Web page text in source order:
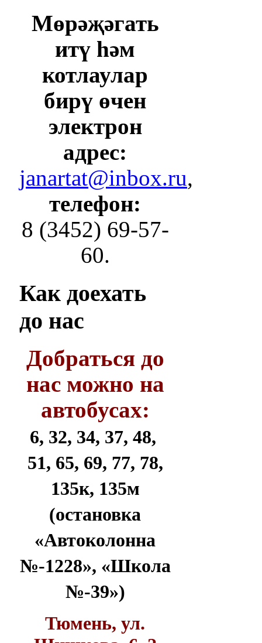
Мөрәҗәгать
итү һәм
котлаулар
бирү өчен
электрон
адрес:
janartat@inbox.ru,
телефон:
8 (3452) 69-57-
60.
Как доехать
до нас
Добраться до
нас можно на
автобусах:
6, 32, 34, 37, 48,
51, 65, 69, 77, 78,
135к, 135м
(остановка
«Автоколонна
№-1228», «Школа
№-39»)
Тюмень, ул.